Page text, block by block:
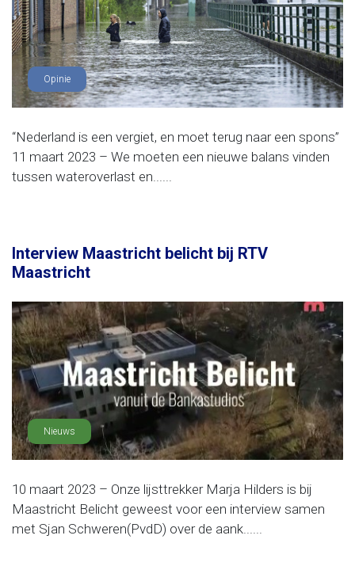
Opinie
“Nederland is een vergiet, en moet terug naar een spons”
11 maart 2023 – We moeten een nieuwe balans vinden
tussen wateroverlast en......
Interview Maastricht belicht bij RTV
Maastricht
Nieuws
10 maart 2023 – Onze lijsttrekker Marja Hilders is bij
Maastricht Belicht geweest voor een interview samen
met Sjan Schweren(PvdD) over de aank......